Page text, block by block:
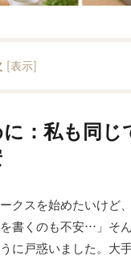
[表示]
：私も同
ークスを始めたいけ
書くのも不安…」そ
に戸惑いました。大